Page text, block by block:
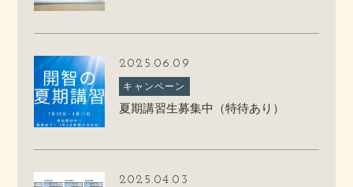
2025.06.09
キャンペーン
夏期講習生募集中（特待あり）
2025.04.03